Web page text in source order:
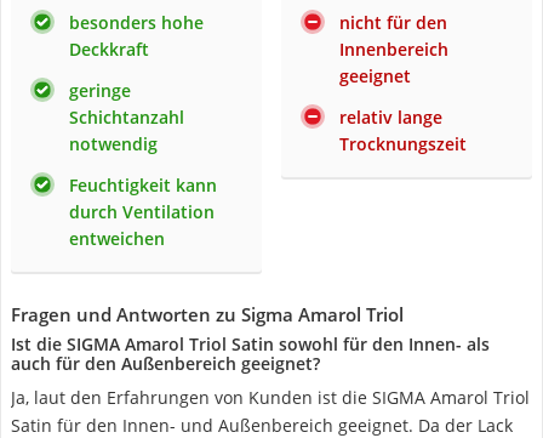
besonders hohe
Deckkraft
geringe
Schichtanzahl
notwendig
Feuchtigkeit kann
durch Ventilation
entweichen
nicht für den
Innenbereich
geeignet
relativ lange
Trocknungszeit
Fragen und Antworten zu Sigma Amarol Triol
Ist die SIGMA Amarol Triol Satin sowohl für den Innen- als
auch für den Außenbereich geeignet?
Ja, laut den Erfahrungen von Kunden ist die SIGMA Amarol Triol
Satin für den Innen- und Außenbereich geeignet. Da der Lack